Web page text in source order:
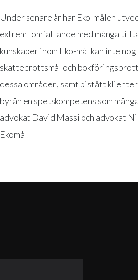
Under senare år har Eko-målen
extremt omfattande med många
kunskaper inom Eko-mål kan inte
skattebrottsmål och
dessa områden, samt bistått
byrån en spetskompetens som
advokat David Massi och advokat
Ekomål.